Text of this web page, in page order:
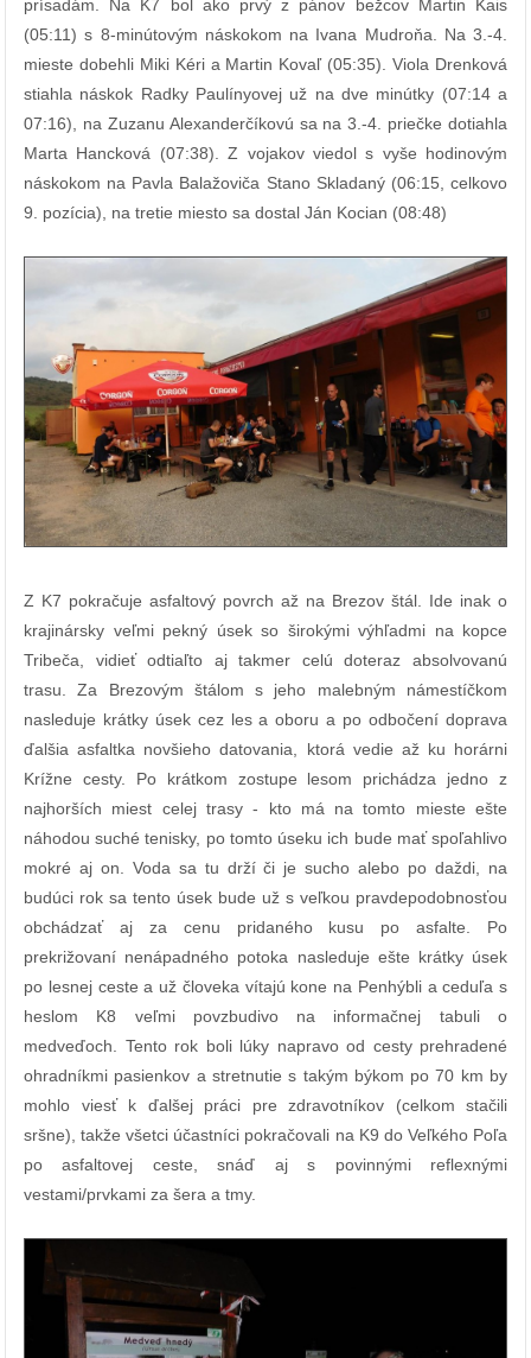
prísadám. Na K7 bol ako prvý z pánov bežcov Martin Kais
(05:11) s 8-minútovým náskokom na Ivana Mudroňa. Na 3.-4.
mieste dobehli Miki Kéri a Martin Kovaľ (05:35). Viola Drenková
stiahla náskok Radky Paulínyovej už na dve minútky (07:14 a
07:16), na Zuzanu Alexanderčíkovú sa na 3.-4. priečke dotiahla
Marta Hancková (07:38). Z vojakov viedol s vyše hodinovým
náskokom na Pavla Balažoviča Stano Skladaný (06:15, celkovo
9. pozícia), na tretie miesto sa dostal Ján Kocian (08:48)
Z K7 pokračuje asfaltový povrch až na Brezov štál. Ide inak o
krajinársky veľmi pekný úsek so širokými výhľadmi na kopce
Tribeča, vidieť odtiaľto aj takmer celú doteraz absolvovanú
trasu. Za Brezovým štálom s jeho malebným námestíčkom
nasleduje krátky úsek cez les a oboru a po odbočení doprava
ďalšia asfaltka novšieho datovania, ktorá vedie až ku horárni
Krížne cesty. Po krátkom zostupe lesom prichádza jedno z
najhorších miest celej trasy - kto má na tomto mieste ešte
náhodou suché tenisky, po tomto úseku ich bude mať spoľahlivo
mokré aj on. Voda sa tu drží či je sucho alebo po daždi, na
budúci rok sa tento úsek bude už s veľkou pravdepodobnosťou
obchádzať aj za cenu pridaného kusu po asfalte. Po
prekrižovaní nenápadného potoka nasleduje ešte krátky úsek
po lesnej ceste a už človeka vítajú kone na Penhýbli a ceduľa s
heslom K8 veľmi povzbudivo na informačnej tabuli o
medveďoch. Tento rok boli lúky napravo od cesty prehradené
ohradníkmi pasienkov a stretnutie s takým býkom po 70 km by
mohlo viesť k ďalšej práci pre zdravotníkov (celkom stačili
sršne), takže všetci účastníci pokračovali na K9 do Veľkého Poľa
po asfaltovej ceste, snáď aj s povinnými reflexnými
vestami/prvkami za šera a tmy.